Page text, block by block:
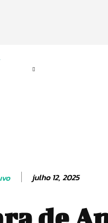
julho 12, 2025